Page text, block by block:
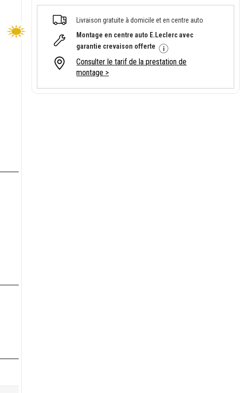
Livraison gratuite à domicile et en centre auto
Montage en centre auto E.Leclerc avec
garantie crevaison offerte
Consulter le tarif de la prestation de
montage >